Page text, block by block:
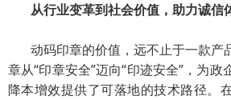
从行业变革到社会价值 ， 助力诚信
动码印章的价值，远不止于一款产
章从“印章安全”迈向“印迹安全”，为
降本增效提供了可落地的技术路径。